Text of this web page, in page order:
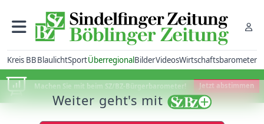
Kreis BBBlaulichtSportÜberregionalBilderVideosWirtschaftsbarometer
Machen Sie mit beim SZ/BZ-Bürgerbarometer! Jetzt abstimmen
Weiter geht's mit